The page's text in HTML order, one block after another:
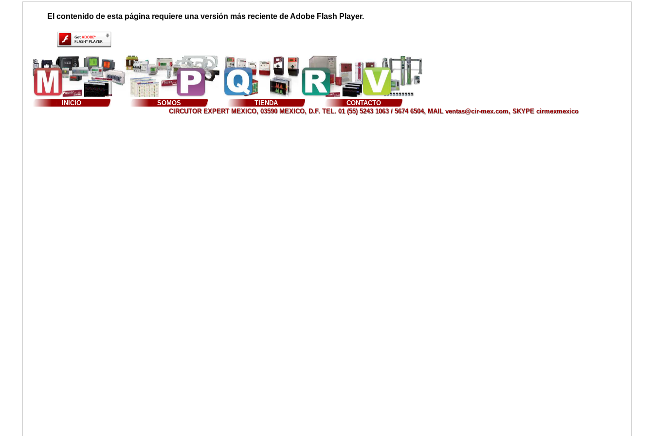
El contenido de esta página requiere una versión más reciente de Adobe Flash Player.
INICIO SOMOS TIENDA
CONTACTO
CIRCUTOR EXPERT MEXICO, 03590 MEXICO, D.F. TEL. 01 (55) 5243 1063 / 5674 6504, MAIL ventas@cir-mex.com, SKYPE cirmexmexico